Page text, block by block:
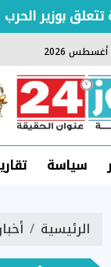
الحرب
سياسة
الرئيسية